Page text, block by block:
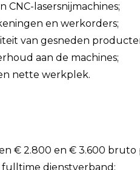
CNC-lasersnijmachines;
en werkorders;
van gesneden
aan de machines;
nette werkplek.
€ 2.800 en € 3.600 bruto
fulltime dienstverband;